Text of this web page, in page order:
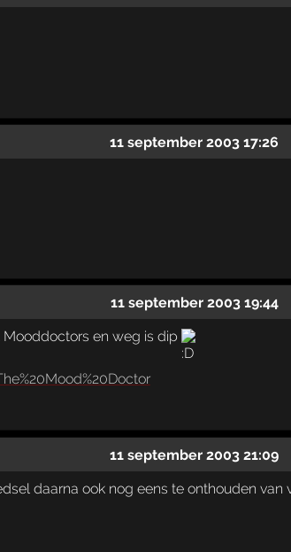
11 september 2003 17:26
11 september 2003 19:44
en weg is dip
11 september 2003 21:09
daarna ook nog eens te onthouden van